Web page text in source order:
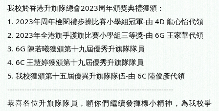
我校於香港升旗隊總會2023周年頒獎典禮獲頒：
1. 2023年周年檢閱禮步操比賽小學組冠軍-由 4D 龍心怡代領
2. 2023年全港旗手護旗比賽小學組三等獎-由 6G 王家華代領
3. 6G 陳若曦獲頒第十九屆優秀升旗隊隊員
4. 6C 王慧婷獲頒第十九屆優秀升旗隊隊員
5. 我校獲頒第十五屆優異升旗隊隊伍-由 6C 陸俊彥代領
--------------------------------------------------------------------
恭喜各位升旗隊隊員，願你們繼續發揮標小精神，為我校爭